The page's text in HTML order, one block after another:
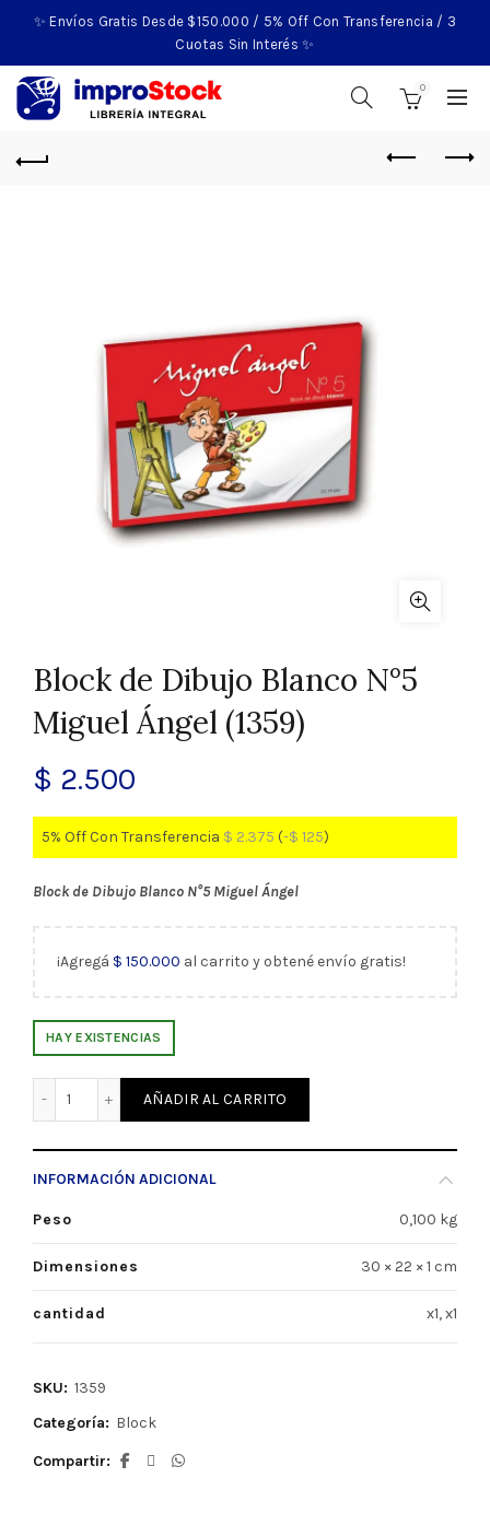
✨ Envíos Gratis Desde $150.000 / 5% Off Con Transferencia / 3
Cuotas Sin Interés ✨
0
Block de Dibujo Blanco N°5
Miguel Ángel (1359)
$ 2.500
5% Off Con Transferencia $ 2.375 (-$ 125)
Block de Dibujo Blanco N°5 Miguel Ángel
¡Agregá $ 150.000 al carrito y obtené envío gratis!
HAY EXISTENCIAS
Block de Dibujo Blanco N°5 Miguel Ángel (1359) cantidad
AÑADIR AL CARRITO
INFORMACIÓN ADICIONAL
Peso 0,100 kg
Dimensiones 30 × 22 × 1 cm
cantidad x1, x1
SKU: 1359
Categoría: Block
Compartir